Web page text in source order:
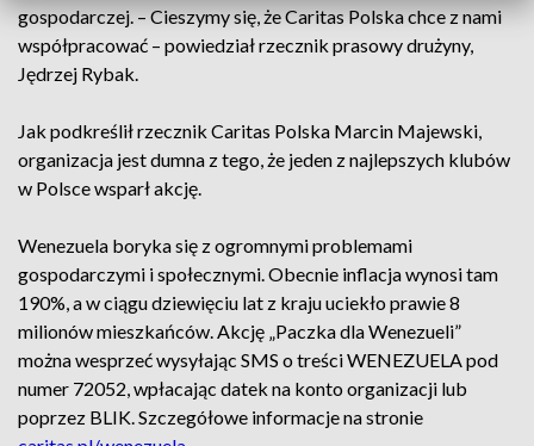
gospodarczej. – Cieszymy się, że Caritas Polska chce z nami
współpracować – powiedział rzecznik prasowy drużyny,
Jędrzej Rybak.
Jak podkreślił rzecznik Caritas Polska Marcin Majewski,
organizacja jest dumna z tego, że jeden z najlepszych klubów
w Polsce wsparł akcję.
Wenezuela boryka się z ogromnymi problemami
gospodarczymi i społecznymi. Obecnie inflacja wynosi tam
190%, a w ciągu dziewięciu lat z kraju uciekło prawie 8
milionów mieszkańców. Akcję „Paczka dla Wenezueli”
można wesprzeć wysyłając SMS o treści WENEZUELA pod
numer 72052, wpłacając datek na konto organizacji lub
poprzez BLIK. Szczegółowe informacje na stronie